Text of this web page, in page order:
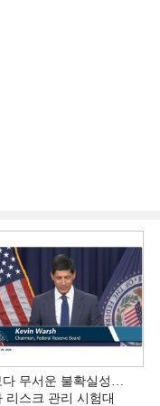
다 무서운 불확실성…
리스크 관리 시험대